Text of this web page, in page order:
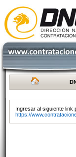
Ingresar al siguiente link
https://